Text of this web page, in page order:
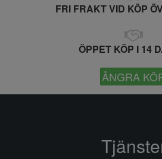
FRI FRAKT VID KÖP
ÖPPET KÖP I 14
ÅNGRA